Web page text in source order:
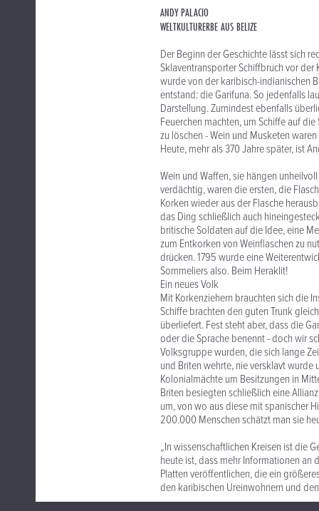
ANDY PALACIO
WELTKULTURERBE AUS BELIZE
Der Beginn der Geschichte lässt sich
Sklaventransporter Schiffbruch vor
wurde von der karibisch-indianischen
entstand: die Garifuna. So jedenfalls
Darstellung. Zumindest ebenfalls
Feuerchen machten, um Schiffe auf
zu löschen - Wein und Musketen
Heute, mehr als 370 Jahre später, ist
Wein und Waffen, sie hängen
verdächtig, waren die ersten, die
Korken wieder aus der Flasche
das Ding schließlich auch
britische Soldaten auf die Idee, eine
zum Entkorken von Weinflaschen zu
drücken. 1795 wurde eine
Sommeliers also. Beim Heraklit!
Ein neues Volk
Mit Korkenziehern brauchten sich die
Schiffe brachten den guten Trunk
überliefert. Fest steht aber, dass die
oder die Sprache benennt - doch wir
Volksgruppe wurden, die sich lange
und Briten wehrte, nie versklavt
Kolonialmächte um Besitzungen in
Briten besiegten schließlich eine
um, von wo aus diese mit spanischer
200.000 Menschen schätzt man sie
„In wissenschaftlichen Kreisen ist die
heute ist, dass mehr Informationen an
Platten veröffentlichen, die ein
den karibischen Ureinwohnern und